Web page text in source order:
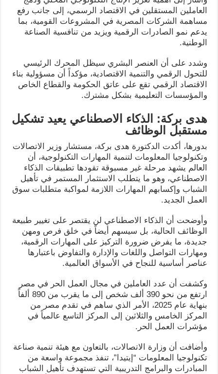
العاملين المستقلين في الاقتصاد الرسمي، إلى جانب رفع
مساهمة الشركات المصرية في المشروعات القومية، بما
يدعم نمو الصادرات الرقمية ويزيد من تنافسية الصناعة
الوطنية.
وشدد على أن العنصر البشري سيظل المحرك الرئيسي
للتحول الرقمي والتنمية الاقتصادية، مؤكداً أن مسؤولية بناء
الاقتصاد الرقمي تقع على عاتق الحكومة والقطاع الخاص
والمؤسسات التعليمية بشكل مشترك.
هدى بركة: الذكاء الاصطناعي يعيد تشكيل
مستقبل الوظائف
بدورها، أكدت الدكتورة هدى بركة، مستشار وزير الاتصالات
وتكنولوجيا المعلومات لتنمية المهارات التكنولوجية، أن
العالم يشهد مرحلة غير مسبوقة تقودها تطبيقات الذكاء
الاصطناعي، وهو ما يتطلب الاستثمار المستمر في تأهيل
الشباب وإكسابهم المهارات اللازمة لمواكبة متطلبات سوق
العمل الجديد.
وأوضحت أن الذكاء الاصطناعي لن يقتصر على تغيير طبيعة
الوظائف الحالية، بل سيسهم أيضاً في خلق فرص ومهن
جديدة، ما يفرض ضرورة التركيز على المهارات الرقمية،
ومهارات التواصل واللغات والإدارة والتفاوض باعتبارها
عناصر أساسية للنجاح في الأسواق العالمية.
وكشفت أن عدد العاملين في مجال العمل الحر في مصر
ارتفع من نحو 390 ألف شخص إلى ما يقرب من 890 ألفاً
بنهاية عام 2025، الأمر الذي ساهم في تقدم مصر من
المركز الخامس والثلاثين إلى المركز التاسع عالمياً في
مؤشرات العمل الحر.
وأضافت أن وزارة الاتصالات، بالتعاون مع هيئة تنمية صناعة
تكنولوجيا المعلومات “إيتيدا”، تنفذ مجموعة واسعة من
المبادرات والبرامج التدريبية التي تستهدف تأهيل الشباب